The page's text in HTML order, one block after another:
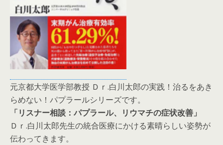
元京都大学医学部教授 Ｄｒ.白川太郎の実践！治るをあき
らめない！パプラールシリーズです。
「リスナー相談：パプラール、リウマチの症状改善」
Ｄｒ.白川太郎先生の統合医療にかける素晴らしい姿勢が
伝わってきます。